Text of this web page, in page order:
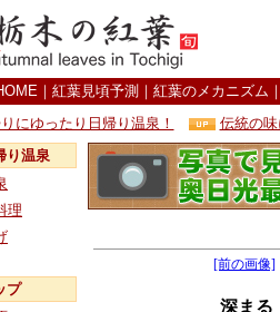
｜ 紅葉見頃予測 ｜ 紅葉のメカニズム
にゆったり日帰り温泉！
伝統の
り温泉
理
プ
[前の画像]
深まる